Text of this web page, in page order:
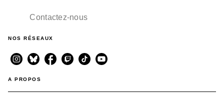
Contactez-nous
NOS RÉSEAUX
A PROPOS